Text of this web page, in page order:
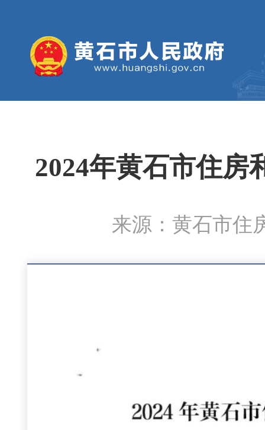
2024年黄石市住房
来源：黄石市